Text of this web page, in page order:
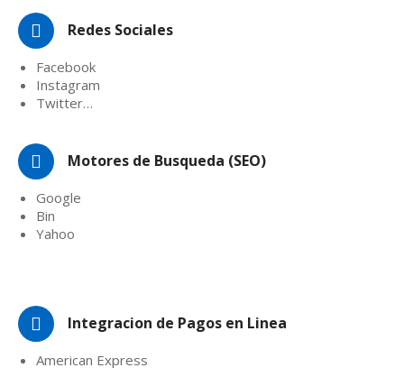
Redes Sociales
Facebook
Instagram
Twitter…
Motores de Busqueda (SEO)
Google
Bin
Yahoo
Integracion de Pagos en Linea
American Express